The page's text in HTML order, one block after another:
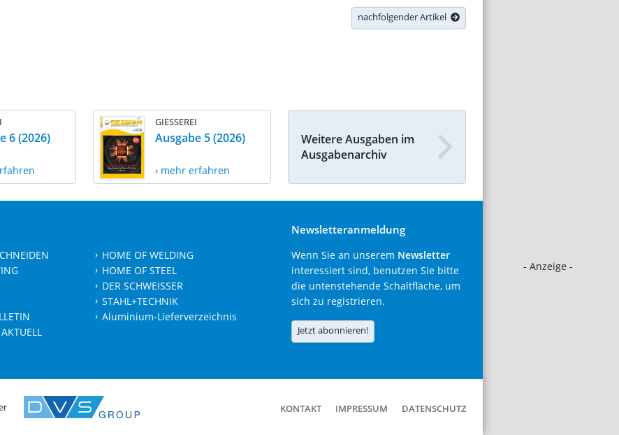
- Anzeige -
nachfolgender Artikel
6 (2026)
GIESSEREI
Ausgabe 5 (2026)
› mehr erfahren
Weitere Ausgaben im
Ausgabenarchiv
HOME OF WELDING
HOME OF STEEL
DER SCHWEISSER
STAHL+TECHNIK
Aluminium-Lieferverzeichnis
Newsletteranmeldung
Wenn Sie an unserem Newsletter
interessiert sind, benutzen Sie bitte
die untenstehende Schaltfläche, um
sich zu registrieren.
Jetzt abonnieren!
KONTAKT IMPRESSUM DATENSCHUTZ